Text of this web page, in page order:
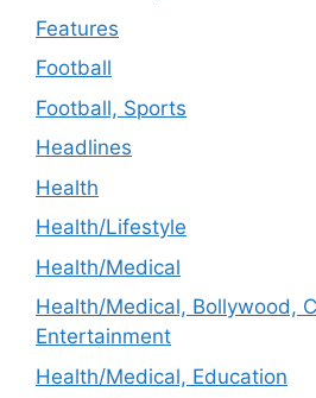
Features
Football
Football, Sports
Headlines
Health
Health/Lifestyle
Health/Medical
Health/Medical, Bollywood,
Entertainment
Health/Medical, Education